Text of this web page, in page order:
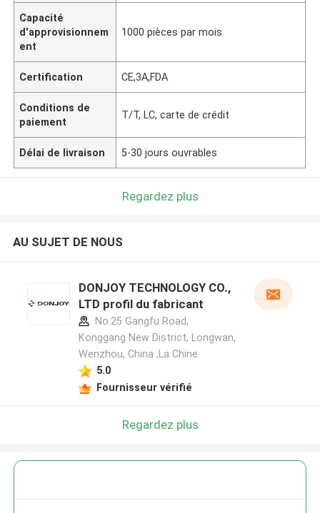
Capacité
d'approvisionnem
ent
1000 pièces par mois
Certification CE,3A,FDA
Conditions de
paiement
T/T, LC, carte de crédit
Délai de livraison 5-30 jours ouvrables
Regardez plus
AU SUJET DE NOUS
DONJOY TECHNOLOGY CO.,
LTD profil du fabricant
No.25 Gangfu Road,
Konggang New District, Longwan,
Wenzhou, China ,La Chine
5.0
Fournisseur vérifié
Regardez plus